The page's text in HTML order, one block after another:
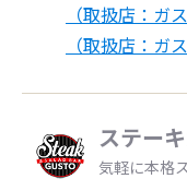
（取扱店：ガ
（取扱店：ガ
ステー
気軽に本格